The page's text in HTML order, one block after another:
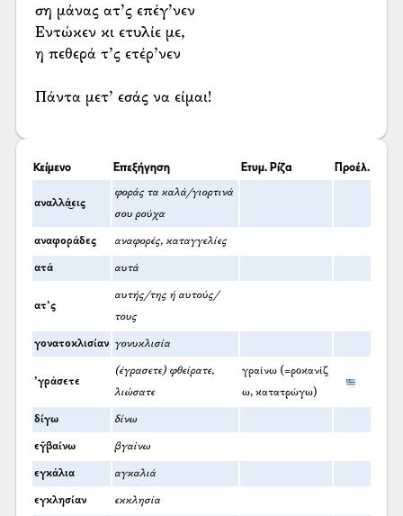
ση μάνας ατ’ς επέγ’νεν
Εντώκεν κι ετυλίε με,
η πεθερά τ’ς ετέρ’νεν
Πάντα μετ’ εσάς να είμαι!
Κείμενο Επεξήγηση Ετυμ. Ρίζα Προέλ.
αναλλά͜εις
φοράς τα καλά/γιορτινά
σου ρούχα
αναφοράδες αναφορές, καταγγελίες
ατά αυτά
ατ’ς
αυτής/της ή αυτούς/
τους
γονατοκλισίαν γονυκλισία
’γράσετε
(έγρασετε) φθείρατε,
λιώσατε
γραίνω (=ροκανίζ
ω, κατατρώγω)
δίγω δίνω
εγ̆βαίνω βγαίνω
εγκάλια αγκαλιά
εγκλησίαν εκκλησία